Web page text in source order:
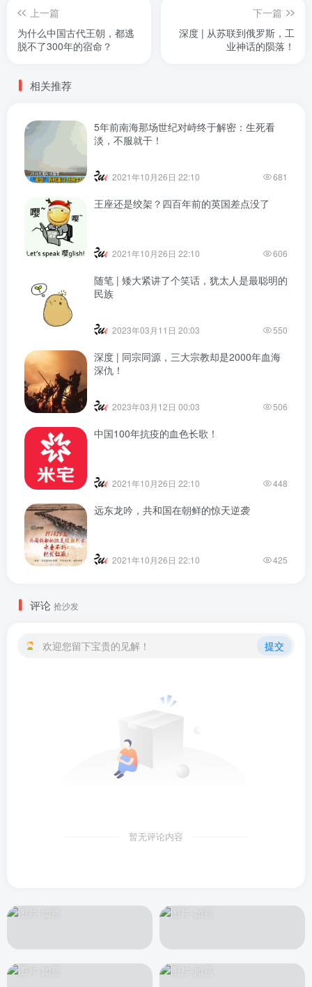
上一篇
为什么中国古代王朝，都逃
脱不了300年的宿命？
下一篇
深度 | 从苏联到俄罗斯，工
业神话的陨落！
相关推荐
5年前南海那场世纪对峙终于解密：生死看
淡，不服就干！
2021年10月26日 22:10 681
王座还是绞架？四百年前的英国差点没了
2021年10月26日 22:10 606
随笔 | 矮大紧讲了个笑话，犹太人是最聪明的
民族
2023年03月11日 20:03 550
深度 | 同宗同源，三大宗教却是2000年血海
深仇！
2023年03月12日 00:03 506
中国100年抗疫的血色长歌！
2021年10月26日 22:10 448
远东龙吟，共和国在朝鲜的惊天逆袭
2021年10月26日 22:10 425
评论 抢沙发
欢迎您留下宝贵的见解！ 提交
暂无评论内容